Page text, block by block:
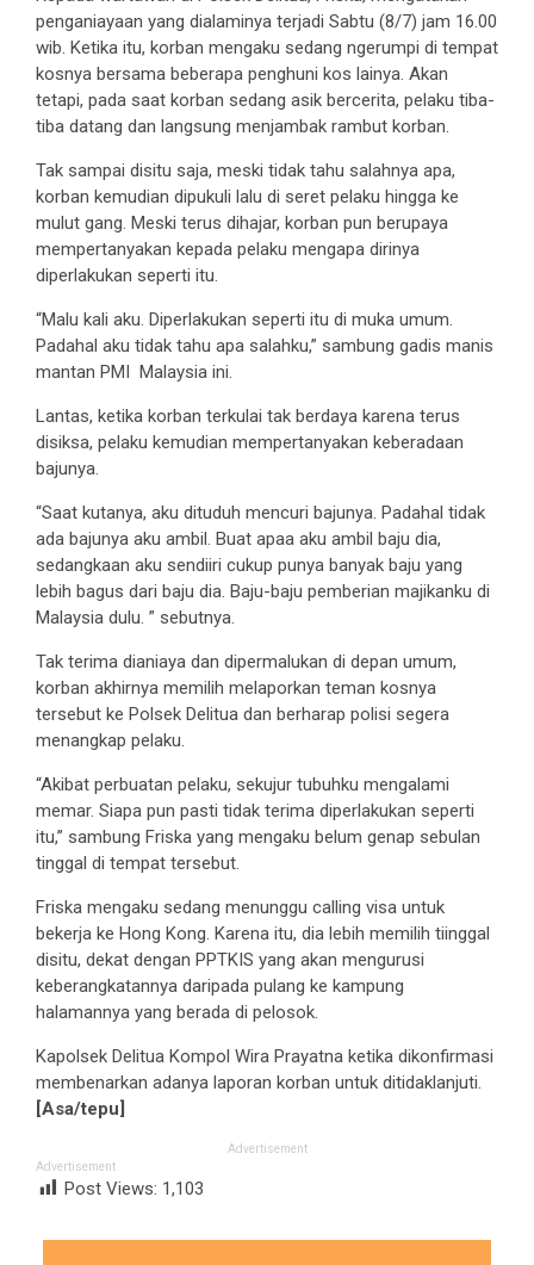
penganiayaan yang dialaminya terjadi Sabtu (8/7) jam 16.00
wib. Ketika itu, korban mengaku sedang ngerumpi di tempat
kosnya bersama beberapa penghuni kos lainya. Akan
tetapi, pada saat korban sedang asik bercerita, pelaku tiba-
tiba datang dan langsung menjambak rambut korban.
Tak sampai disitu saja, meski tidak tahu salahnya apa,
korban kemudian dipukuli lalu di seret pelaku hingga ke
mulut gang. Meski terus dihajar, korban pun berupaya
mempertanyakan kepada pelaku mengapa dirinya
diperlakukan seperti itu.
“Malu kali aku. Diperlakukan seperti itu di muka umum.
Padahal aku tidak tahu apa salahku,” sambung gadis manis
mantan PMI Malaysia ini.
Lantas, ketika korban terkulai tak berdaya karena terus
disiksa, pelaku kemudian mempertanyakan keberadaan
bajunya.
“Saat kutanya, aku dituduh mencuri bajunya. Padahal tidak
ada bajunya aku ambil. Buat apaa aku ambil baju dia,
sedangkaan aku sendiiri cukup punya banyak baju yang
lebih bagus dari baju dia. Baju-baju pemberian majikanku di
Malaysia dulu. ” sebutnya.
Tak terima dianiaya dan dipermalukan di depan umum,
korban akhirnya memilih melaporkan teman kosnya
tersebut ke Polsek Delitua dan berharap polisi segera
menangkap pelaku.
“Akibat perbuatan pelaku, sekujur tubuhku mengalami
memar. Siapa pun pasti tidak terima diperlakukan seperti
itu,” sambung Friska yang mengaku belum genap sebulan
tinggal di tempat tersebut.
Friska mengaku sedang menunggu calling visa untuk
bekerja ke Hong Kong. Karena itu, dia lebih memilih tiinggal
disitu, dekat dengan PPTKIS yang akan mengurusi
keberangkatannya daripada pulang ke kampung
halamannya yang berada di pelosok.
Kapolsek Delitua Kompol Wira Prayatna ketika dikonfirmasi
membenarkan adanya laporan korban untuk ditidaklanjuti.
[Asa/tepu]
Advertisement
Advertisement
Post Views: 1,103